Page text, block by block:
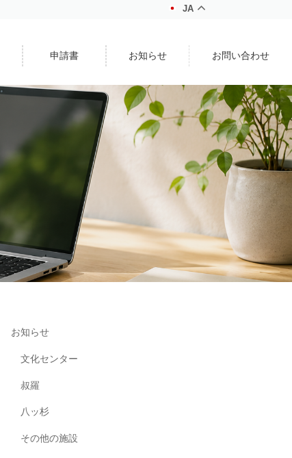
JA
申請書 お知らせ お問い合わせ
お知らせ
文化センター
叔羅
八ッ杉
その他の施設